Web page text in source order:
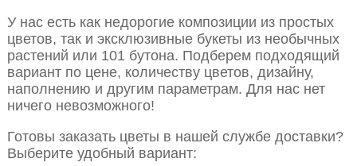
У нас есть как недорогие композиции из простых
цветов, так и эксклюзивные букеты из необычных
растений или 101 бутона. Подберем подходящий
вариант по цене, количеству цветов, дизайну,
наполнению и другим параметрам. Для нас нет
ничего невозможного!
Готовы заказать цветы в нашей службе доставки?
Выберите удобный вариант: